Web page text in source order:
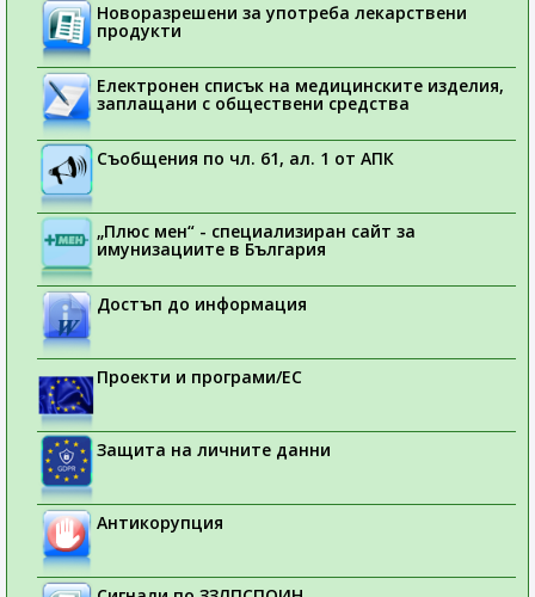
Новоразрешени за употреба лекарствени
продукти
Електронен списък на медицинските изделия,
заплащани с обществени средства
Съобщения по чл. 61, ал. 1 от АПК
„Плюс мен“ - специализиран сайт за
имунизациите в България
Достъп до информация
Проекти и програми/ЕС
Защита на личните данни
Антикорупция